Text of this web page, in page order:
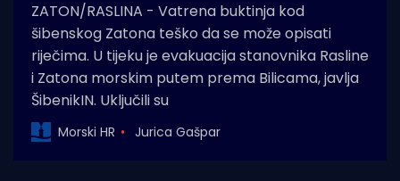
ZATON/RASLINA - Vatrena buktinja kod
šibenskog Zatona teško da se može opisati
riječima. U tijeku je evakuacija stanovnika Rasline
i Zatona morskim putem prema Bilicama, javlja
ŠibenikIN. Uključili su
Morski HR Jurica Gašpar